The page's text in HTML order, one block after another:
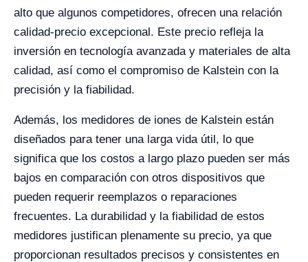
alto que algunos competidores, ofrecen una relación
calidad-precio excepcional. Este precio refleja la
inversión en tecnología avanzada y materiales de alta
calidad, así como el compromiso de Kalstein con la
precisión y la fiabilidad.
Además, los medidores de iones de Kalstein están
diseñados para tener una larga vida útil, lo que
significa que los costos a largo plazo pueden ser más
bajos en comparación con otros dispositivos que
pueden requerir reemplazos o reparaciones
frecuentes. La durabilidad y la fiabilidad de estos
medidores justifican plenamente su precio, ya que
proporcionan resultados precisos y consistentes en